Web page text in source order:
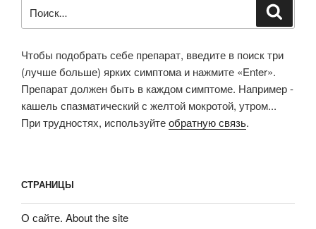
Чтобы подобрать себе препарат, введите в поиск три
(лучше больше) ярких симптома и нажмите «Enter».
Препарат должен быть в каждом симптоме. Например -
кашель спазматический с желтой мокротой, утром...
При трудностях, используйтеобратную связь.
СТРАНИЦЫ
О сайте. About the site